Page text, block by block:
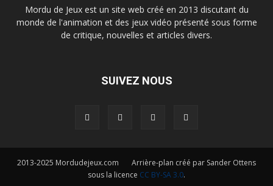
Mordu de Jeux est un site web créé en 2013 discutant du
monde de l'animation et des jeux vidéo présenté sous forme
de critique, nouvelles et articles divers.
SUIVEZ NOUS
2013-2025 Mordudejeux.com Arrière-plan créé par Sander Ottens
sous la licence CC BY-SA 3.0.